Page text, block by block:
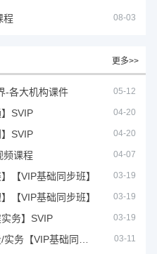
程 08-03
更多>>
-各大机构课件 05-12
SVIP 04-20
SVIP 04-20
频课程 04-07
【VIP基础同步班】 03-19
【VIP基础同步班】 03-19
务】SVIP 03-19
03-11